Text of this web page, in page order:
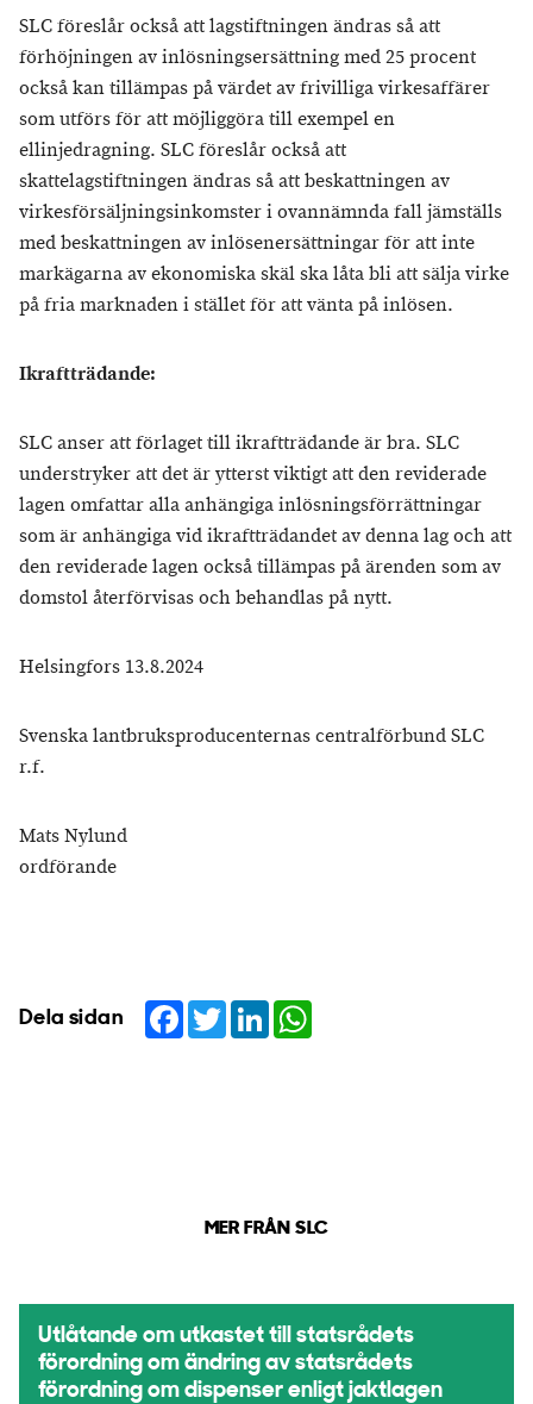
SLC föreslår också att lagstiftningen ändras så att
förhöjningen av inlösningsersättning med 25 procent
också kan tillämpas på värdet av frivilliga virkesaffärer
som utförs för att möjliggöra till exempel en
ellinjedragning. SLC föreslår också att
skattelagstiftningen ändras så att beskattningen av
virkesförsäljningsinkomster i ovannämnda fall jämställs
med beskattningen av inlösenersättningar för att inte
markägarna av ekonomiska skäl ska låta bli att sälja virke
på fria marknaden i stället för att vänta på inlösen.
Ikraftträdande:
SLC anser att förlaget till ikraftträdande är bra. SLC
understryker att det är ytterst viktigt att den reviderade
lagen omfattar alla anhängiga inlösningsförrättningar
som är anhängiga vid ikraftträdandet av denna lag och att
den reviderade lagen också tillämpas på ärenden som av
domstol återförvisas och behandlas på nytt.
Helsingfors 13.8.2024
Svenska lantbruksproducenternas centralförbund SLC
r.f.
Mats Nylund
ordförande
Dela sidan Facebook
TwitterLinkedIn
MER FRÅN SLC
Utlåtande om utkastet till statsrådets
förordning om ändring av statsrådets
förordning om dispenser enligt jaktlagen